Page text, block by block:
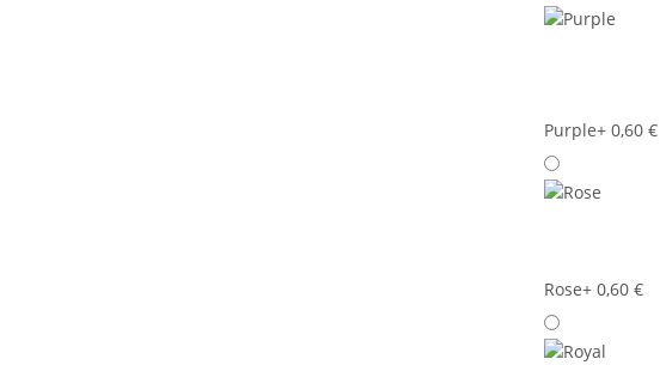
Purple+ 0,60 €
Rose+ 0,60 €